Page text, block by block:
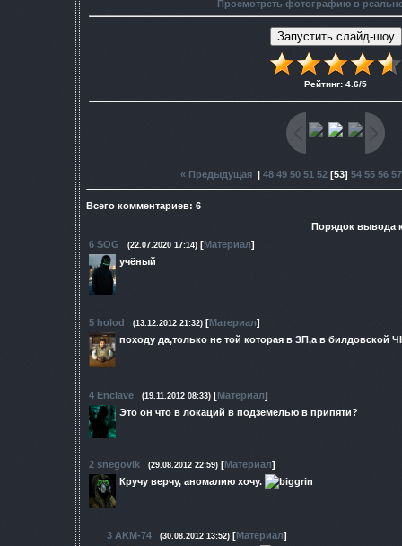
Просмотреть фотографию в
Рейтинг: 4.6/5
« Предыдущая| 48 49 50 51 52[53] 54 55 56 57
Всего комментариев: 6
Порядок вывода
6 SOG (22.07.2020 17:14) [Материал]
учёный
5 holod (13.12.2012 21:32) [Материал]
походу да,только не той которая в ЗП,а в билдовской
4 Enclave (19.11.2012 08:33) [Материал]
Это он что в локаций в подземелью в припяти?
2 snegovik (29.08.2012 22:59) [Материал]
Кручу верчу, аномалию хочу.
3 AKM-74 (30.08.2012 13:52) [Материал]